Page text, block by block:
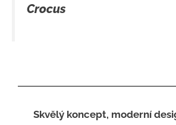
Crocus
Skvělý koncept, moderní